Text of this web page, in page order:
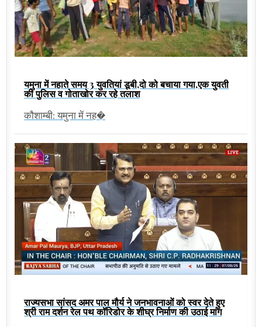
यमुना में नहाते समय 3 युवतियां डूबी,दो को बचाया गया,एक युवती
की पुलिस व गोताखोर कर रहे तलाश
कौशाम्बी: यमुना में नह�
राज्यसभा सांसद अमर पाल मौर्य ने जनभावनाओं को स्वर देते हुए
श्री राम दर्शन रेल पथ कॉरिडोर के शीघ्र निर्माण की उठाई मांग